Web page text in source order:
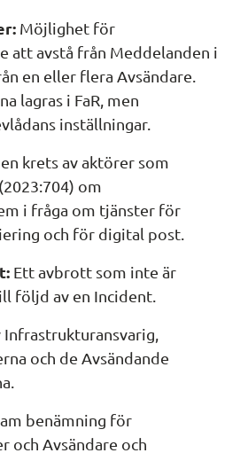
Möjlighet för
att avstå från Meddelanden i
en eller flera Avsändare.
lagras i FaR, men
inställningar.
krets av aktörer som
om
i fråga om tjänster för
och för digital post.
Ett avbrott som inte är
följd av en Incident.
Infrastrukturansvarig,
och de Avsändande
benämning för
och Avsändare och